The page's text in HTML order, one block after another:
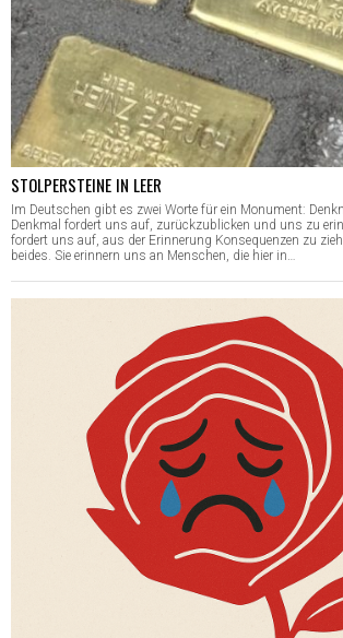
STOLPERSTEINE IN LEER
Im Deutschen gibt es zwei Worte für ein Monument:
Denkmal fordert uns auf, zurückzublicken und uns zu
fordert uns auf, aus der Erinnerung Konsequenzen zu
beides. Sie erinnern uns an Menschen, die hier in…